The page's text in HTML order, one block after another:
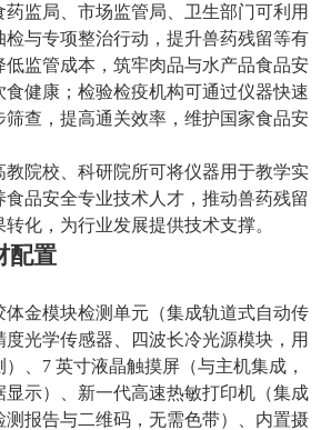
药监局、市场监管局、卫生部门可利用
检与专项整治行动，提升兽药残留等有
低监管成本，筑牢肉品与水产品食品安
健康；检验检疫机构可通过仪器快速
筛查，提高通关效率，维护国家食品安
教院校、科研院所可将仪器用于教学实
品安全专业技术人才，推动兽药残留
化，为行业发展提供技术支撑。
配置
体金模块检测单元（集成轨道式自动传
光学传感器、四波长冷光源模块，用
、7 英寸液晶触摸屏（与主机集成，
显示）、新一代高速热敏打印机（集成
测报告与二维码，无需色带）、内置摄